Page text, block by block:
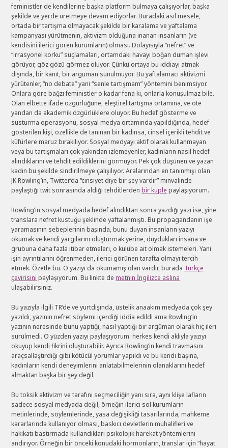
feministler de kendilerine başka platform bulmaya çalışıyorlar, başka
şekilde ve yerde üretmeye devam ediyorlar. Buradaki asıl mesele,
ortada bir tartışma olmayacak şekilde bir karalama ve yaftalama
kampanyası yürütmenin, aktivizm olduğuna inanan insanların (ve
kendisini ilerici gören kurumların) olması. Dolayısıyla “nefret” ve
“irrasyonel korku” suçlamaları, ortamdaki havayı boğan duman işlevi
görüyor, göz gözü görmez oluyor. Çünkü ortaya bu iddiayı atmak
dışında, bir kanıt, bir argüman sunulmuyor. Bu yaftalamacı aktivizmi
yürütenler, “no debate” yani “senle tartışmam” yöntemini benimsiyor.
Onlara göre bağzı feministler o kadar fena ki, onlarla konuşulmaz bile.
Olan elbette ifade özgürlüğüne, eleştirel tartışma ortamına, ve öte
yandan da akademik özgürlüklere oluyor. Bu hedef gösterme ve
susturma operasyonu, sosyal medya ortamında yapıldığında, hedef
gösterilen kişi, özellikle de tanınan bir kadınsa, cinsel içerikli tehdit ve
küfürlere maruz bırakılıyor. Sosyal medyayı aktif olarak kullanmayan
veya bu tartışmaları çok yakından izlemeyenler, kadınların nasıl hedef
alındıklarını ve tehdit edildiklerini görmüyor. Pek çok düşünen ve yazan
kadın bu şekilde sindirilmeye çalışılıyor. Aralarından en tanınmışı olan
JK Rowling’in, Twitter’da “cinsiyet diye bir şey vardır” minvalinde
paylaştığı twit sonrasında aldığı tehditlerdenbir kuple paylaşıyorum.
Rowling’in sosyal medyada hedef alındıktan sonra yazdığı yazı ise, yine
translara nefret kustuğu şeklinde yaftalanmıştı. Bu propagandanın işe
yaramasının sebeplerinin başında, bunu duyan insanların yazıyı
okumak ve kendi yargılarını oluşturmak yerine, duydukları insana ve
grubuna daha fazla itibar etmeleri, o kulübe ait olmak istemeleri. Yani
işin ayrıntılarını öğrenmeden, ilerici görünen tarafta olmayı tercih
etmek. Özetle bu. O yazıyı da okumamış olan vardır, burada Türkçe
çevirisini paylaşıyorum. Bu linkte demetnin İngilizce aslına
ulaşabilirsiniz.
Bu yazıyla ilgili TR’de ve yurtdışında, üstelik anaakım medyada çok şey
yazıldı, yazının nefret söylemi içerdiği iddia edildi ama Rowling’in
yazının neresinde bunu yaptığı, nasıl yaptığı bir argüman olarak hiç ileri
sürülmedi. O yüzden yazıyı paylaşıyorum: herkes kendi aklıyla yazıyı
okuyup kendi fikrini oluşturabilir. Ayrıca Rowling’in kendi travmasını
araçsallaştırdığı gibi kötücül yorumlar yapıldı ve bu kendi başına,
kadınların kendi deneyimlerini anlatabilmelerinin olanaklarını hedef
almaktan başka bir şey değil.
Bu toksik aktivizm ve tarafını seçmeciliğin yanı sıra, aynı klişe lafların
sadece sosyal medyada değil, örneğin ilerici sol kurumların
metinlerinde, söylemlerinde, yasa değişikliği tasarılarında, mahkeme
kararlarında kullanıyor olması, baskıcı devletlerin muhalifleri ve
hakikati bastırmada kullandıkları psikolojik harekat yöntemlerini
andırıyor. Örneğin bir önceki konudaki hormonların, translar için “hayat